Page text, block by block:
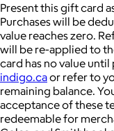
Present this gift card
Purchases will be
value reaches zero.
will be re-applied to
card has no value
indigo.caor refer to
remaining balance.
acceptance of these
redeemable for